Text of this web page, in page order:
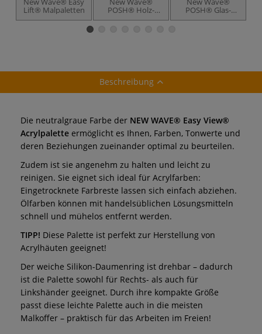
Lift® Malpaletten POSH® Holz-
Tischpaletten
POSH® Glas-
Mischpaletten
Beschreibung
Die neutralgraue Farbe der NEW WAVE® Easy View®
Acrylpalette ermöglicht es Ihnen, Farben, Tonwerte und
deren Beziehungen zueinander optimal zu beurteilen.
Zudem ist sie angenehm zu halten und leicht zu
reinigen. Sie eignet sich ideal für Acrylfarben:
Eingetrocknete Farbreste lassen sich einfach abziehen.
Ölfarben können mit handelsüblichen Lösungsmitteln
schnell und mühelos entfernt werden.
TIPP! Diese Palette ist perfekt zur Herstellung von
Acrylhäuten geeignet!
Der weiche Silikon-Daumenring ist drehbar – dadurch
ist die Palette sowohl für Rechts- als auch für
Linkshänder geeignet. Durch ihre kompakte Größe
passt diese leichte Palette auch in die meisten
Malkoffer – praktisch für das Arbeiten im Freien!